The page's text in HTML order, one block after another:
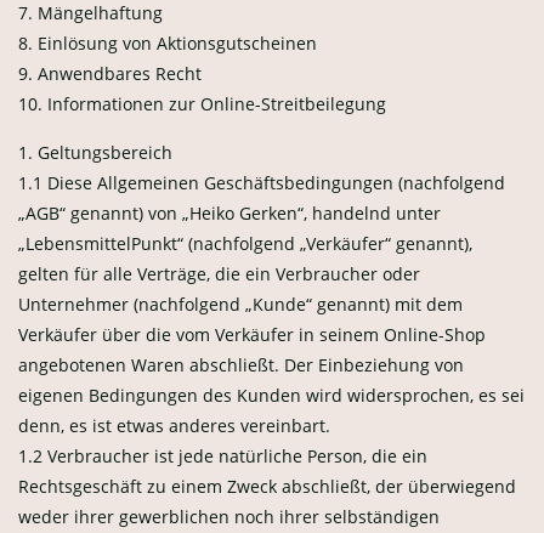
7. Mängelhaftung
8. Einlösung von Aktionsgutscheinen
9. Anwendbares Recht
10. Informationen zur Online-Streitbeilegung
1. Geltungsbereich
1.1 Diese Allgemeinen Geschäftsbedingungen (nachfolgend
„AGB“ genannt) von „Heiko Gerken“, handelnd unter
„LebensmittelPunkt“ (nachfolgend „Verkäufer“ genannt),
gelten für alle Verträge, die ein Verbraucher oder
Unternehmer (nachfolgend „Kunde“ genannt) mit dem
Verkäufer über die vom Verkäufer in seinem Online-Shop
angebotenen Waren abschließt. Der Einbeziehung von
eigenen Bedingungen des Kunden wird widersprochen, es sei
denn, es ist etwas anderes vereinbart.
1.2 Verbraucher ist jede natürliche Person, die ein
Rechtsgeschäft zu einem Zweck abschließt, der überwiegend
weder ihrer gewerblichen noch ihrer selbständigen